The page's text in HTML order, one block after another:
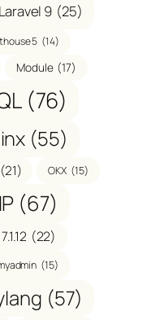
Laravel 9 (25)
5 (14)
Module (17)
(76)
(55)
(21) OKX (15)
(67)
(22)
(15)
(57)